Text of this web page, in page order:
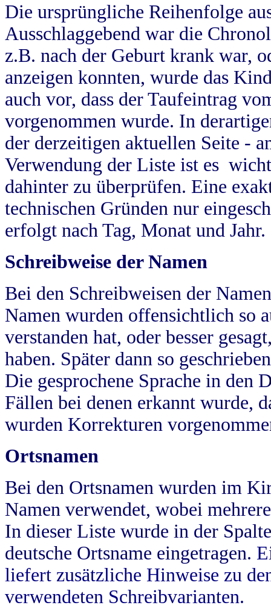
Die ursprüngliche Reihenfolge
Ausschlaggebend war die
z.B. nach der Geburt krank war,
anzeigen konnten, wurde das
auch vor, dass der Taufeintrag
vorgenommen wurde. In
der derzeitigen aktuellen Seite -
Verwendung der Liste ist es
dahinter zu überprüfen. Eine
technischen Gründen nur
erfolgt nach Tag, Monat und Jahr.
Schreibweise der Namen
Bei den Schreibweisen der
Namen wurden offensichtlich so
verstanden hat, oder besser
haben. Später dann so
Die gesprochene Sprache in
Fällen bei denen erkannt wurde,
wurden Korrekturen
Ortsnamen
Bei den Ortsnamen wurden im
Namen verwendet, wobei
In dieser Liste wurde in der
deutsche Ortsname eingetragen.
liefert zusätzliche Hinweise zu
verwendeten Schreibvarianten.